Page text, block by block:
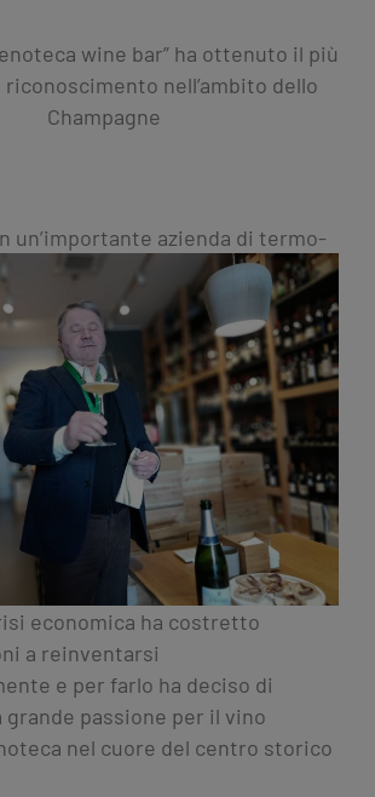
wine bar” ha ottenuto il più
nell’ambito dello
Champagne
un’importante azienda di termo-
economica ha costretto
a reinventarsi
e per farlo ha deciso di
grande passione per il vino
nel cuore del centro storico